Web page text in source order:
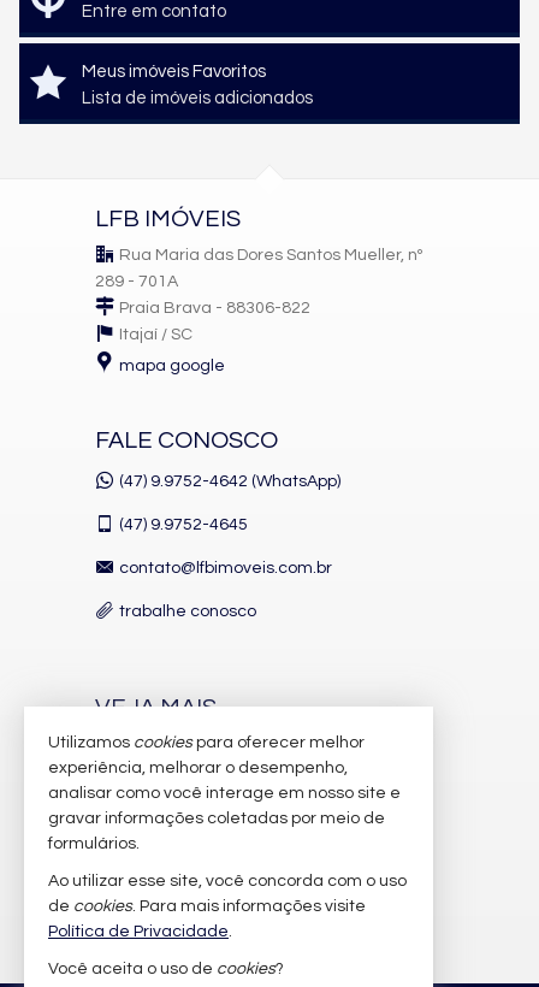
Entre em contato
Meus imóveis Favoritos
Lista de imóveis adicionados
LFB IMÓVEIS
Rua Maria das Dores Santos Mueller, nº
289 - 701A
Praia Brava - 88306-822
Itajaí / SC
mapa google
FALE CONOSCO
(47) 9.9752-4642 (WhatsApp)
(47) 9.9752-4645
contato@lfbimoveis.com.br
trabalhe conosco
VEJA MAIS
receba nosso newsletter
indicadores financeiros
imóveis favoritos
mapa de imóveis
Utilizamos cookiespara oferecer melhor
experiência, melhorar o desempenho,
analisar como você interage em nosso site e
gravar informações coletadas por meio de
formulários.
Ao utilizar esse site, você concorda com o uso
de cookies. Para mais informações visite
Política de Privacidade.
Você aceita o uso de cookies?